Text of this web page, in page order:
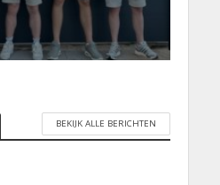
BEKIJK ALLE BERICHTEN